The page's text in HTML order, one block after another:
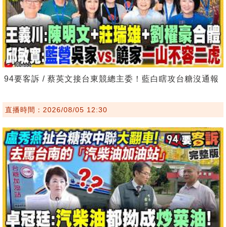
94要客訴 / 蔡英文接台東競總主委！藍白瞎攻台糖沒通報
直播時間：2026/08/05 12:30